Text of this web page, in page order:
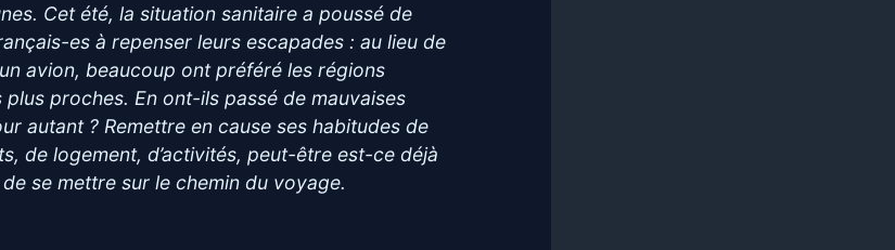
Cet été, la situation sanitaire a poussé de
es à repenser leurs escapades : au lieu de
avion, beaucoup ont préféré les régions
plus proches. En ont-ils passé de mauvaises
autant ? Remettre en cause ses habitudes de
de logement, d’activités, peut-être est-ce déjà
se mettre sur le chemin du voyage.